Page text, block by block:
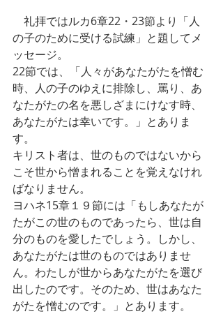
礼拝ではルカ6章22・23節より「人
の子のために受ける試練」と題してメ
ッセージ。
22節では、「人々があなたがたを憎む
時、人の子のゆえに排除し、罵り、あ
なたがたの名を悪しざまにけなす時、
あなたがたは幸いです。」とありま
す。
キリスト者は、世のものではないから
こそ世から憎まれることを覚えなけれ
ばなりません。
ヨハネ15章１９節には「もしあなたが
たがこの世のものであったら、世は自
分のものを愛したでしょう。しかし、
あなたがたは世のものではありませ
ん。わたしが世からあなたがたを選び
出したのです。そのため、世はあなた
がたを憎むのです。」とあります。